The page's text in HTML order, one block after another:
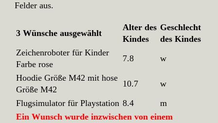
Felder aus.
3 Wünsche ausgewählt
Alter des
Kindes
Geschlecht
des Kindes
Zeichenroboter für Kinder
Farbe rose
7.8
w
Hoodie Größe M42 mit hose
Größe M42
10.7
w
Flugsimulator für Playstation 8.4
m
Ein Wunsch wurde inzwischen von einem